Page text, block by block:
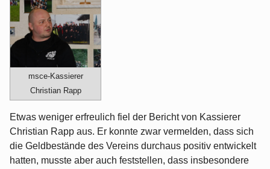
msce-Kassierer
Christian Rapp
Etwas weniger erfreulich fiel der Bericht von Kassierer
Christian Rapp aus. Er konnte zwar vermelden, dass sich
die Geldbestände des Vereins durchaus positiv entwickelt
hatten, musste aber auch feststellen, dass insbesondere